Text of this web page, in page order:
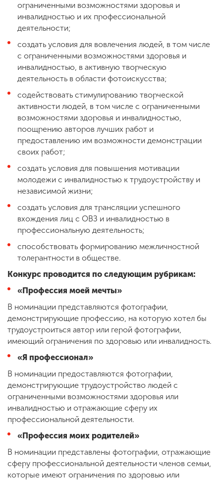
ограниченными возможностями здоровья и
инвалидностью и их профессиональной
деятельности;
создать условия для вовлечения людей, в том числе
с ограниченными возможностями здоровья и
инвалидностью, в активную творческую
деятельность в области фотоискусства;
содействовать стимулированию творческой
активности людей, в том числе с ограниченными
возможностями здоровья и инвалидностью,
поощрению авторов лучших работ и
предоставлению им возможности демонстрации
своих работ;
создать условия для повышения мотивации
молодежи с инвалидностью к трудоустройству и
независимой жизни;
создать условия для трансляции успешного
вхождения лиц с ОВЗ и инвалидностью в
профессиональную деятельность;
способствовать формированию межличностной
толерантности в обществе.
Конкурс проводится по следующим рубрикам:
«Профессия моей мечты»
В номинации представляются фотографии,
демонстрирующие профессию, на которую хотел бы
трудоустроиться автор или герой фотографии,
имеющий ограничения по здоровью или инвалидность.
«Я профессионал»
В номинации предоставляются фотографии,
демонстрирующие трудоустройство людей с
ограниченными возможностями здоровья или
инвалидностью и отражающие сферу их
профессиональной деятельности.
«Профессия моих родителей»
В номинации представлены фотографии, отражающие
сферу профессиональной деятельности членов семьи,
которые имеют ограничения по здоровью или